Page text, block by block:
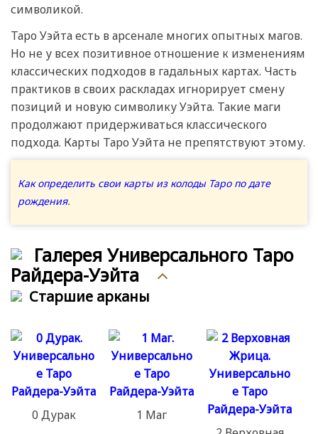
символикой.
Таро Уэйта есть в арсенале многих опытных магов.
Но не у всех позитивное отношение к изменениям
классических подходов в гадальных картах. Часть
практиков в своих раскладах игнорирует смену
позиций и новую символику Уэйта. Такие маги
продолжают придерживаться классического
подхода. Карты Таро Уэйта не препятствуют этому.
Как определить свои карты из колоды Таро по дате
рождения.
Галерея Универсального Таро
Райдера-Уэйта
Старшие арканы
0 Дурак
1 Маг